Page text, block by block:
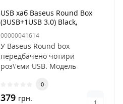
USB хаб Baseus Round Box
(3USB+1USB 3.0) Black,
Чорний
00000041614
У Baseus Round box
передбачено чотири
роз\'єми USB. Модель
конструкцією та ..
0
379 грн.